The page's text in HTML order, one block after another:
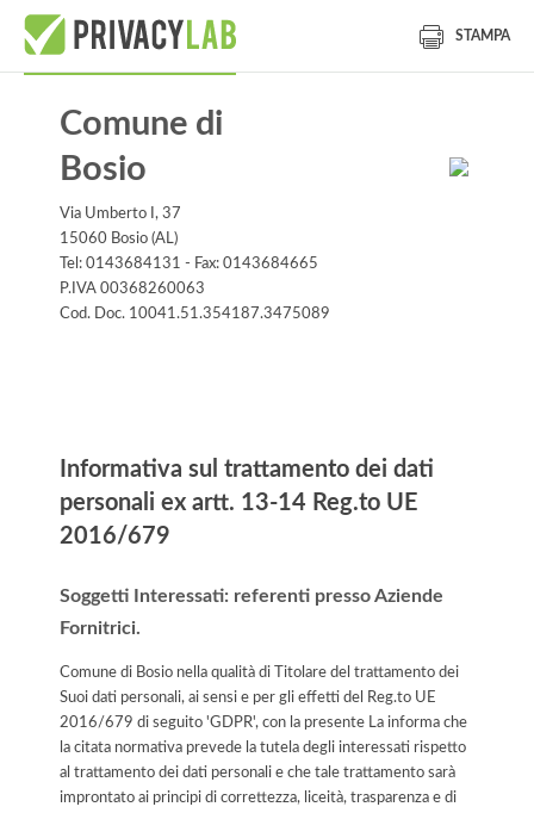
STAMPA
Comune di
Bosio
Via Umberto I, 37
15060 Bosio (AL)
Tel: 0143684131 - Fax: 0143684665
P.IVA 00368260063
Cod. Doc. 10041.51.354187.3475089
Informativa sul trattamento dei dati
personali ex artt. 13-14 Reg.to UE
2016/679
Soggetti Interessati: referenti presso Aziende
Fornitrici.
Comune di Bosio nella qualità di Titolare del trattamento dei
Suoi dati personali, ai sensi e per gli effetti del Reg.to UE
2016/679 di seguito 'GDPR', con la presente La informa che
la citata normativa prevede la tutela degli interessati rispetto
al trattamento dei dati personali e che tale trattamento sarà
improntato ai principi di correttezza, liceità, trasparenza e di